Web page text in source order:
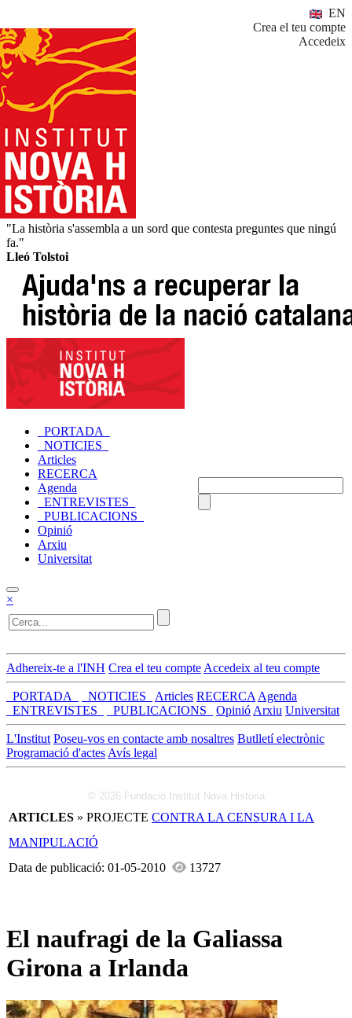
EN
Crea el teu compte
Accedeix
"La història s'assembla a un sord que contesta preguntes que ningú
fa."
Lleó Tolstoi
_PORTADA_
_NOTICIES_
Articles
RECERCA
Agenda
_ENTREVISTES_
_PUBLICACIONS_
Opinió
Arxiu
Universitat
×
Adhereix-te a l'INH Crea el teu compte Accedeix al teu compte
_PORTADA_ _NOTICIES_ Articles RECERCA Agenda
_ENTREVISTES_
_PUBLICACIONS_ Opinió Arxiu Universitat
L'Institut Poseu-vos en contacte amb nosaltres Butlletí electrònic
Programació d'actes Avís legal
© 2026 Fundació Institut Nova Història
ARTICLES » PROJECTE CONTRA LA CENSURA I LA
MANIPULACIÓ
Data de publicació: 01-05-2010
13727
El naufragi de la Galiassa
Girona a Irlanda